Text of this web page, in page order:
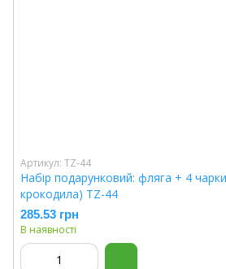
Артикул: TZ-44
Набір подарунковий: фляга + 4
крокодила) TZ-44
285.53 грн
В наявності